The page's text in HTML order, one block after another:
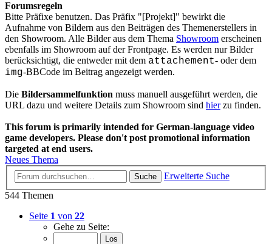
Forumsregeln
Bitte Präfixe benutzen. Das Präfix "[Projekt]" bewirkt die
Aufnahme von Bildern aus den Beiträgen des Themenerstellers in
den Showroom. Alle Bilder aus dem Thema Showroom erscheinen
ebenfalls im Showroom auf der Frontpage. Es werden nur Bilder
berücksichtigt, die entweder mit dem attachement- oder dem
img-BBCode im Beitrag angezeigt werden.
Die Bildersammelfunktion muss manuell ausgeführt werden, die
URL dazu und weitere Details zum Showroom sind hierzu finden.
This forum is primarily intended for German-language video
game developers. Please don't post promotional information
targeted at end users.
Neues Thema
Suche
Erweiterte Suche
544 Themen
Seite 1 von 22
Gehe zu Seite: